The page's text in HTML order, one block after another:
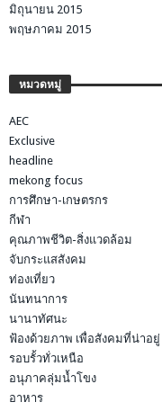
มิถุนายน 2015
พฤษภาคม 2015
หมวดหมู่
AEC
Exclusive
headline
mekong focus
การศึกษา-เกษตรกร
กีฬา
คุณภาพชีวิต-สิ่งแวดล้อม
จับกระแสสังคม
ท่องเที่ยว
นันทนาการ
นานาทัศนะ
ฟ้องด้วยภาพ เพื่อสังคมที่น่าอยู่
รอบรั้วทั่วเหนือ
อนุภาคลุ่มน้ำโขง
อาหาร